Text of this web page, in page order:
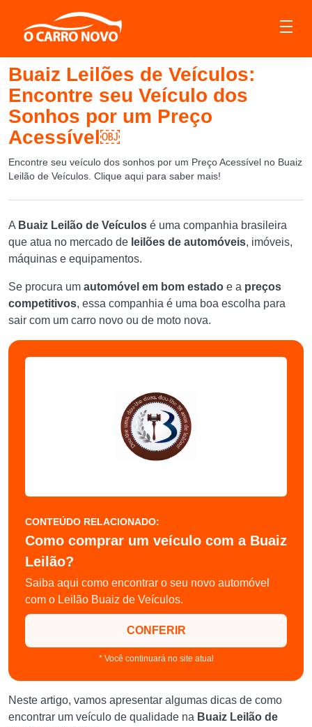
Buaiz Leilões de Veículos:
Encontre seu Veículo dos
Sonhos por um Preço
Acessível￼
Encontre seu veículo dos sonhos por um Preço Acessível no Buaiz
Leilão de Veículos. Clique aqui para saber mais!
A Buaiz Leilão de Veículos é uma companhia brasileira
que atua no mercado de leilões de automóveis, imóveis,
máquinas e equipamentos.
Se procura um automóvel em bom estado e a preços
competitivos, essa companhia é uma boa escolha para
sair com um carro novo ou de moto nova.
CONTEÚDO RELACIONADO:
Como comprar um veículo com a Buaiz
Leilão?
Saiba aqui como encontrar o seu novo automóvel
com o Leilão Buaiz de Veículos.
CONFERIR
* Você continuará no site atual
Neste artigo, vamos apresentar algumas dicas de como
encontrar um veículo de qualidade na Buaiz Leilão de